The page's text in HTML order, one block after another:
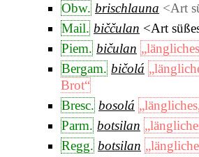
Obw. brischlauna <Art
Mail. biččulan <Art
Piem. bičulan
Bergam. bičolá
Brot“
Bresc. bosolá
Parm. botsilan
Regg. botsilan